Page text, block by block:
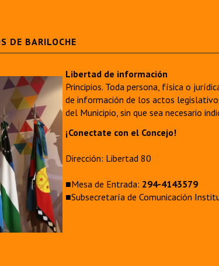
DE BARILOCHE
Libertad de información
Principios. Toda persona, física o
de información de los actos
del Municipio, sin que sea necesario
¡Conectate con el Concejo!
Dirección: Libertad 80
■Mesa de Entrada: 294-4143579
■Subsecretaría de Comunicación